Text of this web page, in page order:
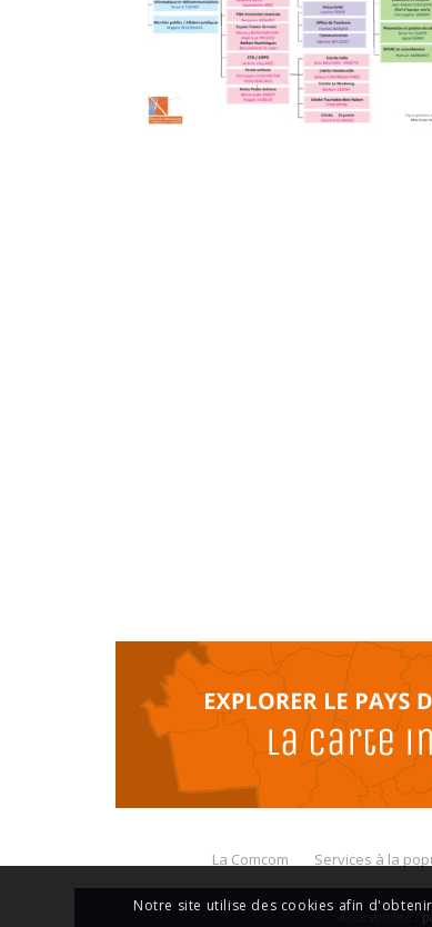
La Comcom Services à la
:
Notre site utilise des cookies afin